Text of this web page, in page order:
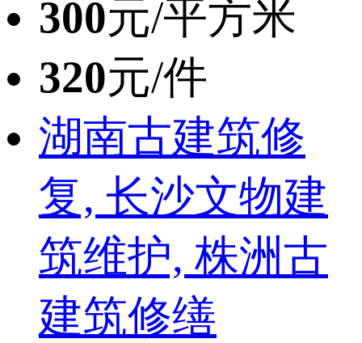
300元/平方米
320元/件
湖南古建筑修
复, 长沙文物建
筑维护, 株洲古
建筑修缮